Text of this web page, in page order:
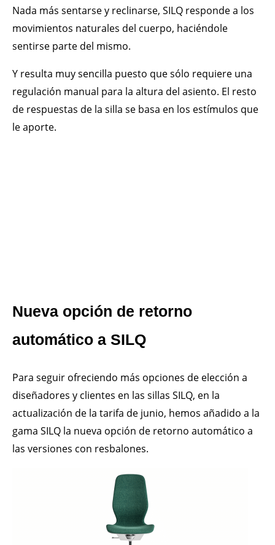
Nada más sentarse y reclinarse, SILQ responde a los
movimientos naturales del cuerpo, haciéndole
sentirse parte del mismo.
Y resulta muy sencilla puesto que sólo requiere una
regulación manual para la altura del asiento. El resto
de respuestas de la silla se basa en los estímulos que
le aporte.
Nueva opción de retorno
automático a SILQ
Para seguir ofreciendo más opciones de elección a
diseñadores y clientes en las sillas SILQ, en la
actualización de la tarifa de junio, hemos añadido a la
gama SILQ la nueva opción de retorno automático a
las versiones con resbalones.